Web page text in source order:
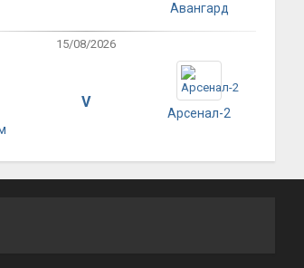
Авангард
15/08/2026
V
Арсенал-2